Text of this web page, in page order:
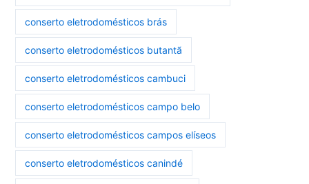
conserto eletrodomésticos brás
conserto eletrodomésticos butantã
conserto eletrodomésticos cambuci
conserto eletrodomésticos campo belo
conserto eletrodomésticos campos elíseos
conserto eletrodomésticos canindé